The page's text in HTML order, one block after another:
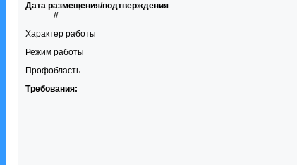
Дата размещения/подтверждения
//
Характер работы
Режим работы
Профобласть
Требования:
-